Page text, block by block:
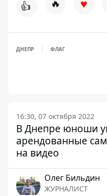
👍 🔥 ♥
ДНЕПР ФЛАГ
16:30, 07 октября 2022
В Днепре юноши
арендованные
на видео
Олег Бильдин
ЖУРНАЛИСТ